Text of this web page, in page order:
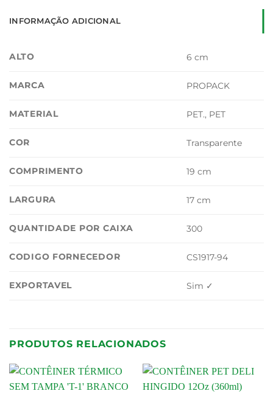
INFORMAÇÃO ADICIONAL
ALTO 6 cm
MARCA PROPACK
MATERIAL PET., PET
COR Transparente
COMPRIMENTO 19 cm
LARGURA 17 cm
QUANTIDADE POR CAIXA 300
CODIGO FORNECEDOR CS1917-94
EXPORTAVEL Sim ✓
PRODUTOS RELACIONADOS